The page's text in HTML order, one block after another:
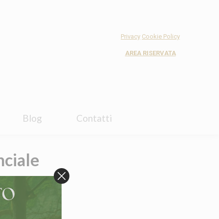
Privacy Cookie Policy
AREA RISERVATA
Blog Contatti